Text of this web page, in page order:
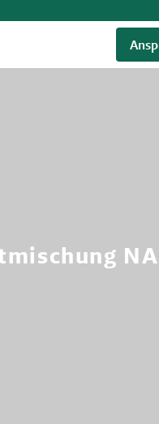
NA